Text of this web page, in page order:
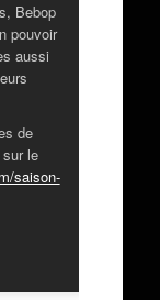
Bebop
pouvoir
aussi
de
le
saison-